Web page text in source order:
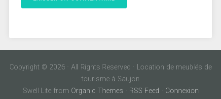
Copyright © 2026 · All Rights Reserved · Location de meublés de
tourisme à Saujon
Swell Lite from Organic Themes · RSS Feed · Connexion